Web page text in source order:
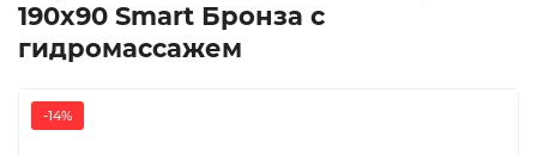
190x90 Smart Бронза с
гидромассажем
-14%